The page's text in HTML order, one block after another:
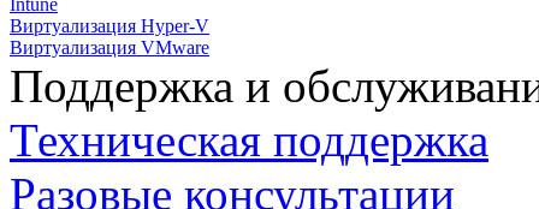
Виртуализация Hyper-V
Виртуализация VMware
Поддержка и
Техническая поддержка
Разовые консультации